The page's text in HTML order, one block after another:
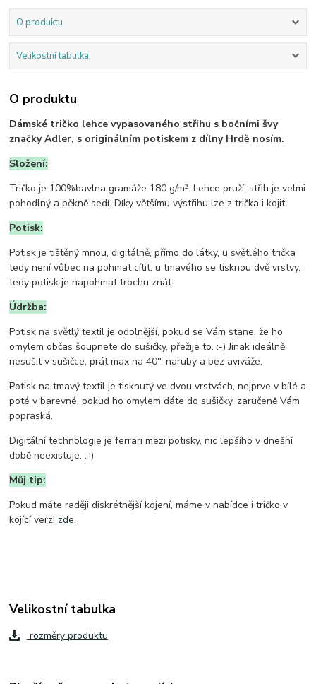
O produktu
Velikostní tabulka
O produktu
Dámské tričko lehce vypasovaného střihu s bočními švy
značky Adler, s originálním potiskem z dílny Hrdě nosím.
Složení:
Tričko je 100%bavlna gramáže 180 g/m². Lehce pruží, střih je velmi
pohodlný a pěkně sedí. Díky většímu výstřihu lze z trička i kojit.
Potisk:
Potisk je tištěný mnou, digitálně, přímo do látky, u světlého trička
tedy není vůbec na pohmat cítit, u tmavého se tisknou dvě vrstvy,
tedy potisk je napohmat trochu znát.
Údržba:
Potisk na světlý textil je odolnější, pokud se Vám stane, že ho
omylem občas šoupnete do sušičky, přežije to. :-) Jinak ideálně
nesušit v sušičce, prát max na 40°, naruby a bez aviváže.
Potisk na tmavý textil je tisknutý ve dvou vrstvách, nejprve v bílé a
poté v barevné, pokud ho omylem dáte do sušičky, zaručeně Vám
popraská.
Digitální technologie je ferrari mezi potisky, nic lepšího v dnešní
době neexistuje. :-)
Můj tip:
Pokud máte raději diskrétnější kojení, máme v nabídce i tričko v
kojící verzi zde.
Velikostní tabulka
rozměry produktu